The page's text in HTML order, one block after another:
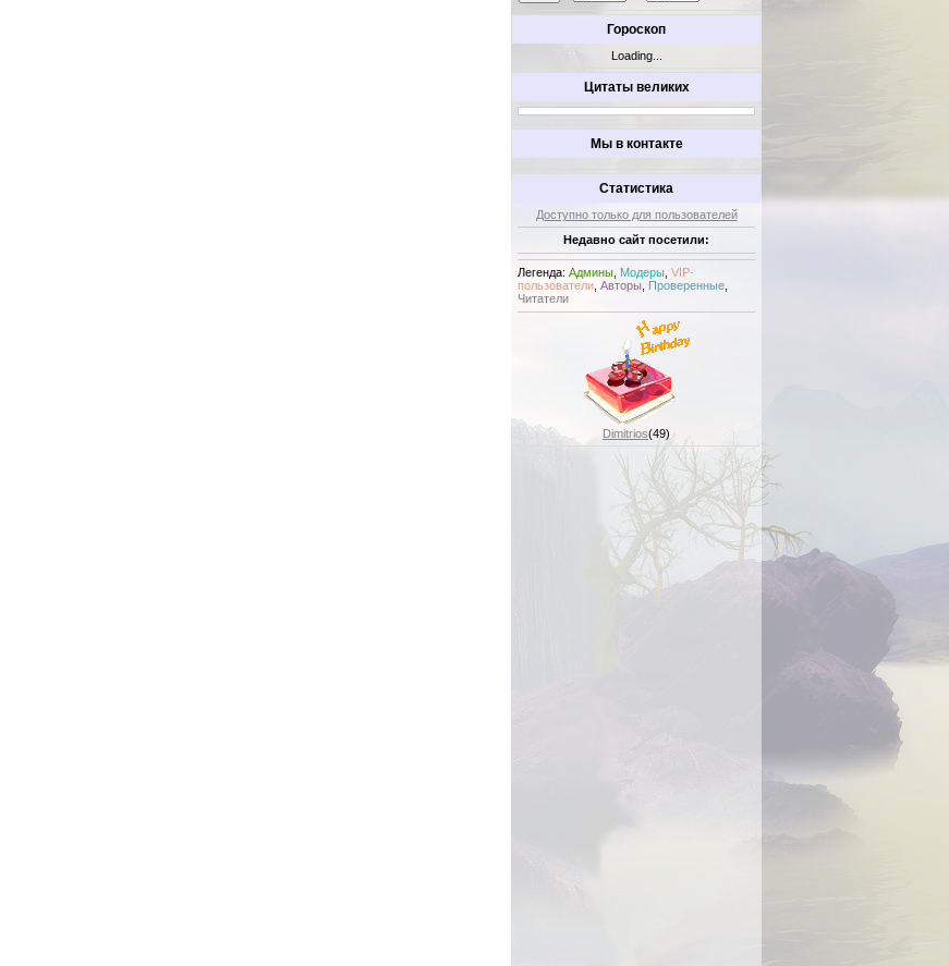
Гороскоп
Loading...
Цитаты великих
Мы в контакте
Статистика
Доступно только для пользователей
Недавно сайт посетили:
Легенда: Админы Модеры VIP-
пользователи Авторы Проверенные
Читатели
Dimitrios(49)